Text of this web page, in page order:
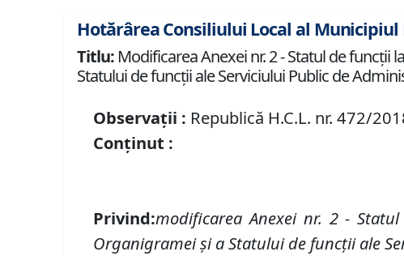
Hotărârea Consiliului Local al Municipiul
Titlu: Modificarea Anexei nr. 2 - Statul de funcţii
Statului de funcţii ale Serviciului Public de
Observații : Republică H.C.L. nr. 472/
Conținut :
Privind:modificarea Anexei nr. 2 -
Organigramei şi a Statului de funcţii ale